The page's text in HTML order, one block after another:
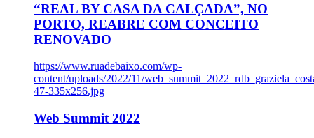
“REAL BY CASA DA CALÇADA”, NO
PORTO, REABRE COM CONCEITO
RENOVADO
https://www.ruadebaixo.com/wp-
content/uploads/2022/11/
47-335x256.jpg
Web Summit 2022